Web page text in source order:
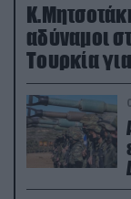
αδύναμοι
Τουρκία
(βίντεο)